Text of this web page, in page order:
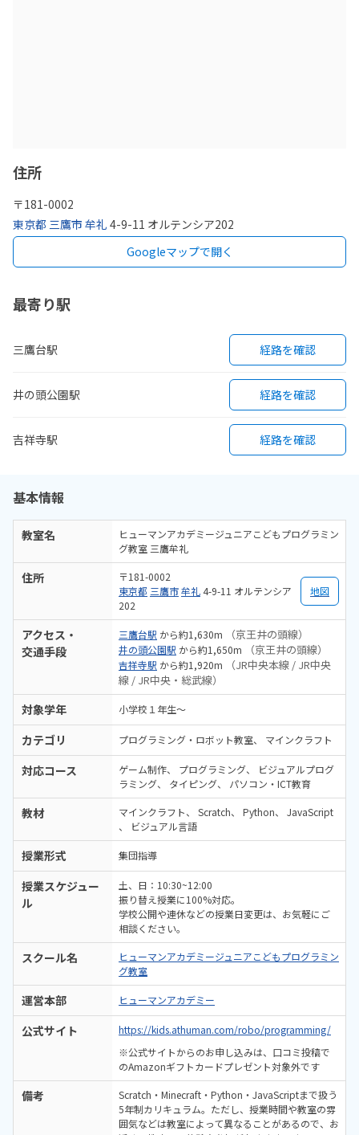
住所
〒181-0002
東京都 三鷹市 牟礼 4-9-11 オルテンシア202
Googleマップで開く
最寄り駅
三鷹台駅 経路を確認
井の頭公園駅 経路を確認
吉祥寺駅 経路を確認
基本情報
教室名
ヒューマンアカデミージュニアこどもプログラミン
グ教室 三鷹牟礼
住所
〒181-0002
東京都 三鷹市牟礼 4-9-11 オルテンシア
202
地図
アクセス・
交通手段
三鷹台駅 から約1,630m （京王井の頭線）
井の頭公園駅 から約1,650m （京王井の頭線）
吉祥寺駅 から約1,920m
（JR中央本線 / JR中央
線 / JR中央・総武線）
対象学年 小学校１年生〜
カテゴリ プログラミング・ロボット教室 マインクラフト
対応コース ゲーム制作 プログラミング
ビジュアルプログ
ラミング
タイピング パソコン・ICT教育
教材 マインクラフト Scratch Python
JavaScript
ビジュアル言語
授業形式 集団指導
授業スケジュー
ル
土、日：10:30~12:00
振り替え授業に100%対応。
学校公開や連休などの授業日変更は、お気軽にご
相談ください。
スクール名
ヒューマンアカデミージュニアこどもプログラミン
グ教室
運営本部 ヒューマンアカデミー
公式サイト
https://kids.athuman.com/robo/programming/
※公式サイトからのお申し込みは、口コミ投稿で
のAmazonギフトカードプレゼント対象外です
備考
Scratch・Minecraft・Python・JavaScriptまで扱う
5年制カリキュラム。ただし、授業時間や教室の雰
囲気などは教室によって異なることがあるので、お